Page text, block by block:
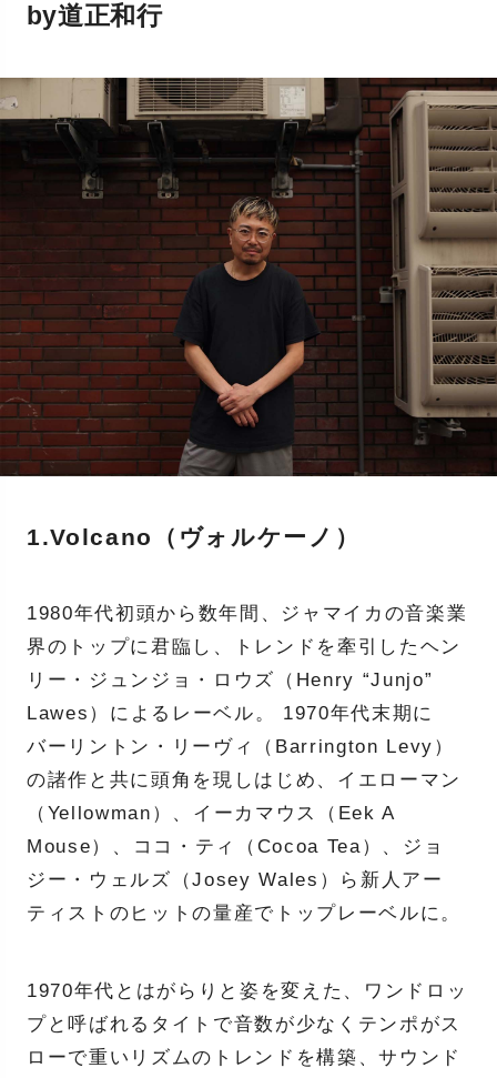
by道正和行
1.Volcano（ヴォルケーノ）
1980年代初頭から数年間、ジャマイカの音楽業
界のトップに君臨し、トレンドを牽引したヘン
リー・ジュンジョ・ロウズ（Henry “Junjo”
Lawes）によるレーベル。 1970年代末期に
バーリントン・リーヴィ（Barrington Levy）
の諸作と共に頭角を現しはじめ、イエローマン
（Yellowman）、イーカマウス（Eek A
Mouse）、ココ・ティ（Cocoa Tea）、ジョ
ジー・ウェルズ（Josey Wales）ら新人アー
ティストのヒットの量産でトップレーベルに。
1970年代とはがらりと姿を変えた、ワンドロッ
プと呼ばれるタイトで音数が少なくテンポがス
ローで重いリズムのトレンドを構築、サウンド